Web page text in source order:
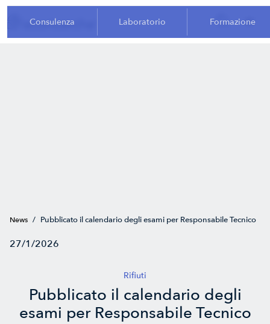
Consulenza Laboratorio Formazione
News / Pubblicato il calendario degli esami per Responsabile Tecnico
27/1/2026
Rifiuti
Pubblicato il calendario degli
esami per Responsabile Tecnico